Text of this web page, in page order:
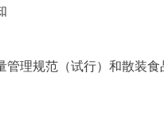
理规范（试行）和散装